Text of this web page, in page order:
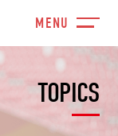
TOPICS